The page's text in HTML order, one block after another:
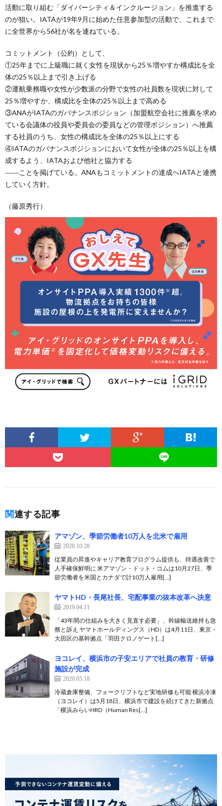
活動に取り組む「ダイバーシティ＆インクルージョン」を推進する
のが狙い。IATAが19年9月に始めた任意参加型の活動で、これまで
に全世界から56社が名を連ねている。
コミットメント（公約）として、
①25年までに上級職に就く女性を現状から25％増やすか構成比を全
体の25％以上まで引き上げる
②運航乗務職や女性が少数派の分野で女性の社員数を現状に対して
25％増やすか、構成比を全体の25％以上まで高める
③ANAがIATAのガバナンスポジション（加盟航空会社に推薦を求め
ている会議体の役員や委員会の委員などの管理ポジション）へ推薦
する社員のうち、女性の構成比を全体の25％以上にする
④IATAのガバナンスポジションにおいて女性が全体の25％以上を構
成するよう、IATAおよび他社と協力する
――ことを掲げている。ANAもコミットメントの達成へIATAと連携
していく方針。
（藤原秀行）
関連する記事
アマゾン、季節労働者10万人を北米で雇用
2020.10.28
従業員の昇進やキャリア教育プログラム提供も、待遇改善で
人手確保鮮明に 米アマゾン・ドット・コムは10月27日、季
節労働者を米国とカナダで計10万人雇用[…]
ヤマトHD・長尾社長、宅配事業の抜本改革へ決意
2019.04.11
「43年間の仕組みを大きく見直す必要」、幹線輸送維持も急
務と訴え ヤマトホールディングス（HD）は4月11日、東京・
大田区の基幹拠点「羽田クロノゲート[…]
ヨコレイ、横浜市の子安エリアで社員の教育・研修
施設が完成
2020.05.18
冷蔵倉庫整備、フォークリフトなど実地研修も可能 横浜冷凍
（ヨコレイ）は5月18日、横浜市で建設を続けてきた新拠点
「横浜みらいHRD（Human Res[…]